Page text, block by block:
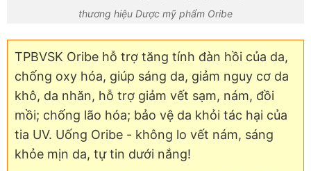
thương hiệu Dược mỹ phẩm Oribe
TPBVSK Oribe hỗ trợ tăng tính đàn hồi của da,
chống oxy hóa, giúp sáng da, giảm nguy cơ da
khô, da nhăn, hỗ trợ giảm vết sạm, nám, đồi
mồi; chống lão hóa; bảo vệ da khỏi tác hại của
tia UV. Uống Oribe - không lo vết nám, sáng
khỏe mịn da, tự tin dưới nắng!